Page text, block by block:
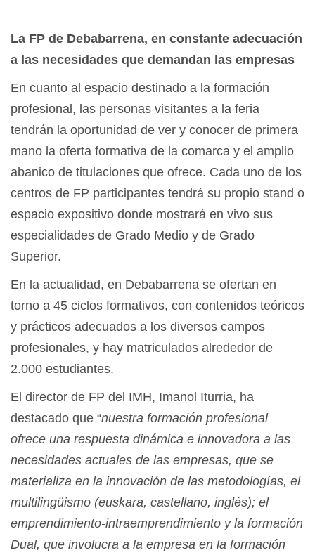
La FP de Debabarrena, en constante adecuación
a las necesidades que demandan las empresas
En cuanto al espacio destinado a la formación
profesional, las personas visitantes a la feria
tendrán la oportunidad de ver y conocer de primera
mano la oferta formativa de la comarca y el amplio
abanico de titulaciones que ofrece. Cada uno de los
centros de FP participantes tendrá su propio stand o
espacio expositivo donde mostrará en vivo sus
especialidades de Grado Medio y de Grado
Superior.
En la actualidad, en Debabarrena se ofertan en
torno a 45 ciclos formativos, con contenidos teóricos
y prácticos adecuados a los diversos campos
profesionales, y hay matriculados alrededor de
2.000 estudiantes.
El director de FP del IMH, Imanol Iturria, ha
destacado que “nuestra formación profesional
ofrece una respuesta dinámica e innovadora a las
necesidades actuales de las empresas, que se
materializa en la innovación de las metodologías, el
multilingüismo (euskara, castellano, inglés); el
emprendimiento-intraemprendimiento y la formación
Dual, que involucra a la empresa en la formación